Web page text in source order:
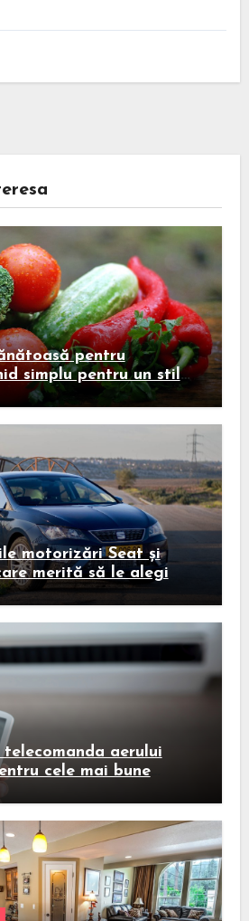
pentru
simplu pentru un stil
motorizări Seat și
merită să le alegi
aerului
cele mai bune